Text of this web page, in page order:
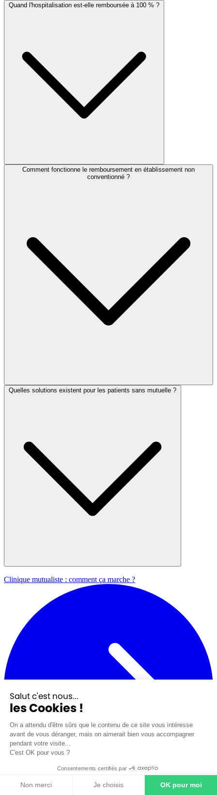
Comment fonctionne le remboursement en établissement non
Clinique mutualiste : comment ça marche ?
Salut c'est nous...
les Cookies !
On a attendu d'être sûrs que le contenu de ce site vous intéresse
avant de vous déranger, mais on aimerait bien vous accompagner
pendant votre visite...
C'est OK pour vous ?
Consentements certifiés par
Non merci Je choisis OK pour moi